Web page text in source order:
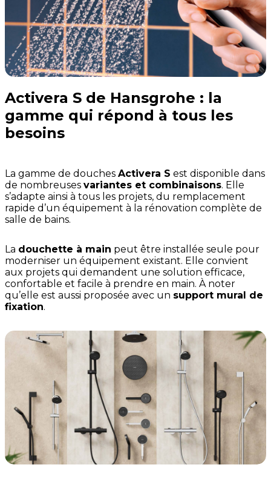
Activera S de Hansgrohe : la
gamme qui répond à tous les
besoins
La gamme de douches Activera S est disponible dans
de nombreuses variantes et combinaisons. Elle
s’adapte ainsi à tous les projets, du remplacement
rapide d’un équipement à la rénovation complète de
salle de bains.
La douchette à main peut être installée seule pour
moderniser un équipement existant. Elle convient
aux projets qui demandent une solution efficace,
confortable et facile à prendre en main. À noter
qu’elle est aussi proposée avec un support mural de
fixation.